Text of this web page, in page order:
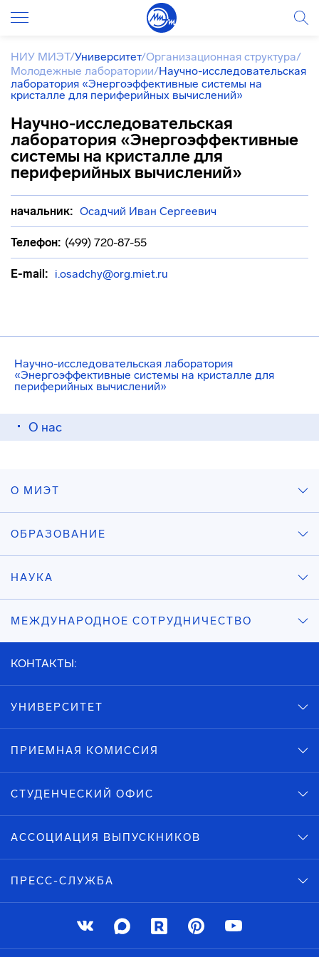
Научно-исследовательская лаборатория
«Энергоэффективные системы на кристалле для
периферийных вычислений»
О нас
НИУ МИЭТ/Университет/Организационная структура/
Молодежные лаборатории/Научно-исследовательская
лаборатория «Энергоэффективные системы на
кристалле для периферийных вычислений»
Научно-исследовательская
лаборатория «Энергоэффективные
системы на кристалле для
периферийных вычислений»
начальник: Осадчий Иван Сергеевич
Телефон: (499) 720-87-55
E-mail: i.osadchy@org.miet.ru
О МИЭТ
ОБРАЗОВАНИЕ
НАУКА
МЕЖДУНАРОДНОЕ СОТРУДНИЧЕСТВО
КОНТАКТЫ:
УНИВЕРСИТЕТ
ПРИЕМНАЯ КОМИССИЯ
СТУДЕНЧЕСКИЙ ОФИС
АССОЦИАЦИЯ ВЫПУСКНИКОВ
ПРЕСС-СЛУЖБА